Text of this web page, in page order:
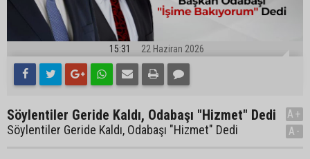
15:31 22 Haziran 2026
Söylentiler Geride Kaldı, Odabaşı "Hizmet" Dedi
Söylentiler Geride Kaldı, Odabaşı "Hizmet" Dedi
A+
A-